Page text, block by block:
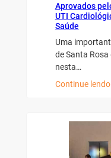
Aprovados
UTI
Saúde
Uma
de Santa
nesta…
Continue